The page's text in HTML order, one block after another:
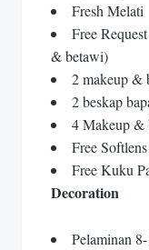
Fresh Melati
Free
& betawi)
2 makeup &
2 beskap
4 Makeup &
Free Softlens
Free Kuku
Decoration
Pelaminan